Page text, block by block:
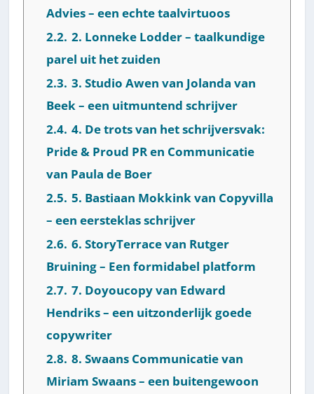
Advies – een echte taalvirtuoos
2.2. 2. Lonneke Lodder – taalkundige
parel uit het zuiden
2.3. 3. Studio Awen van Jolanda van
Beek – een uitmuntend schrijver
2.4. 4. De trots van het schrijversvak:
Pride & Proud PR en Communicatie
van Paula de Boer
2.5. 5. Bastiaan Mokkink van Copyvilla
– een eersteklas schrijver
2.6. 6. StoryTerrace van Rutger
Bruining – Een formidabel platform
2.7. 7. Doyoucopy van Edward
Hendriks – een uitzonderlijk goede
copywriter
2.8. 8. Swaans Communicatie van
Miriam Swaans – een buitengewoon